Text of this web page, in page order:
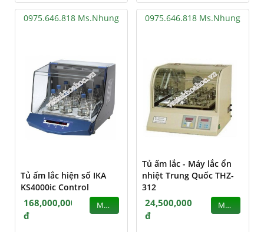
0975.646.818 Ms.Nhung
Tủ ấm lắc hiện số IKA
KS4000ic Control
168,000,000
đ
MUA
0975.646.818 Ms.Nhung
Tủ ấm lắc - Máy lắc ổn
nhiệt Trung Quốc THZ-
312
24,500,000
đ
MUA